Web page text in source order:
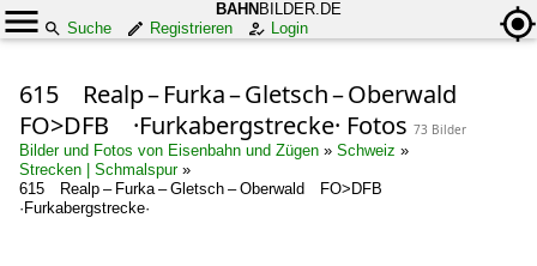
BAHN BILDER.DE
Suche
Registrieren Login
615 Realp – Furka – Gletsch – Oberwald
FO>DFB ·Furkabergstrecke· Fotos 73 Bilder
Bilder und Fotos von Eisenbahn und Zügen » Schweiz »
Strecken | Schmalspur»
615 Realp – Furka – Gletsch – Oberwald FO>DFB
·Furkabergstrecke·